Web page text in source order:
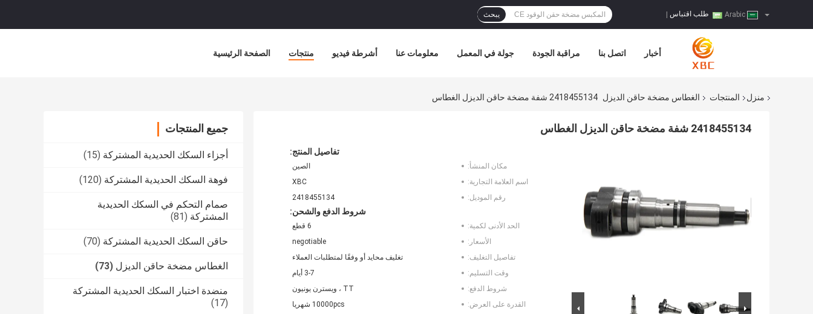
طلب اقتباس يبحث
الصفحة الرئيسية منتجات أشرطة فيديو معلومات عنا جولة في المعمل مراقبة الجودة اتصل بنا أخبار
منزل المنتجات الغطاس مضخة حاقن الديزل 2418455134 شفة مضخة حاقن الديزل الغطاس
جميع المنتجات
أجزاء السكك الحديدية المشتركة (15)
فوهة السكك الحديدية المشتركة (120)
صمام التحكم في السكك الحديدية
المشتركة (81)
حاقن السكك الحديدية المشتركة (70)
الغطاس مضخة حاقن الديزل (73)
منضدة اختبار السكك الحديدية المشتركة
(17)
2418455134 شفة مضخة حاقن الديزل الغطاس
تفاصيل المنتج:
مكان المنشأ:
الصين
اسم العلامة التجارية:
XBC
رقم الموديل:
2418455134
شروط الدفع والشحن:
الحد الأدنى لكمية:
6 قطع
الأسعار:
negotiable
تفاصيل التغليف:
تغليف محايد أو وفقًا لمتطلبات العملاء
وقت التسليم:
3-7 أيام
شروط الدفع:
TT ، ويسترن يونيون
القدرة على العرض:
10000pcs شهريا